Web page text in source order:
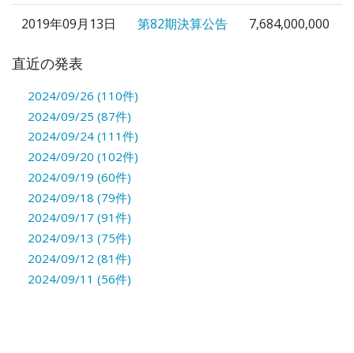
2019年09月13日 第82期決算公告 7,684,000,000
直近の発表
2024/09/26 (110件)
2024/09/25 (87件)
2024/09/24 (111件)
2024/09/20 (102件)
2024/09/19 (60件)
2024/09/18 (79件)
2024/09/17 (91件)
2024/09/13 (75件)
2024/09/12 (81件)
2024/09/11 (56件)